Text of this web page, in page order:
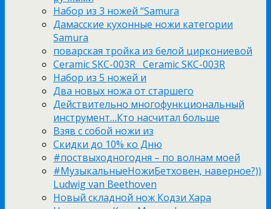
Набор из 3 ножей “Samura
Дамасские кухонные ножи категории
Samura
поварская тройка из белой циркониевой
Ceramic SKC-003R Ceramic SKC-003R
Набор из 5 ножей и
Два новых ножа от старшего
Действительно многофункциональный
инструмент…Кто насчитал больше
Взяв с собой ножи из
Скидки до 10% ко Дню
#поствыходногодня – по волнам моей
#МузыкальныеНожиБетховен, наверное?))
Ludwig van Beethoven
Новый складной нож Кодзи Хара